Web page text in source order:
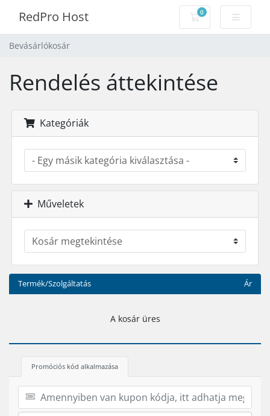
RedPro Host 0
Bevásárlókosár
Bevásárlókosár
Rendelés áttekintése
Kategóriák
Műveletek
Termék/Szolgáltatás Ár
A kosár üres
Promóciós kód alkalmazása